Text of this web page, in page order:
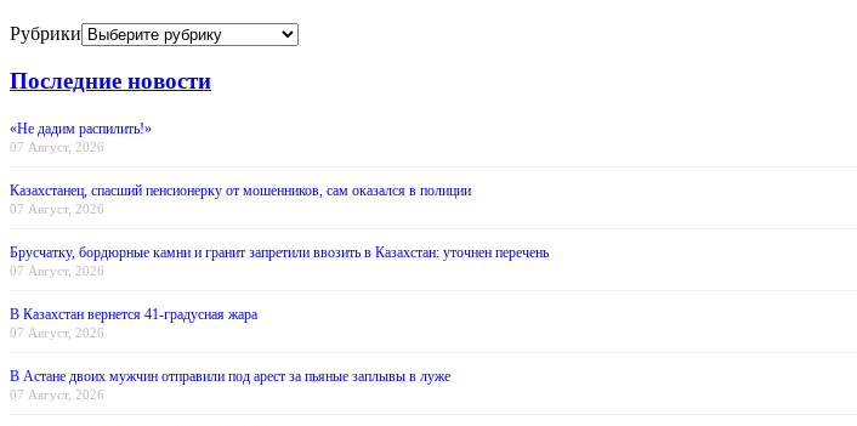
Рубрики
Последние новости
«Не дадим распилить!»
07 Август, 2026
Казахстанец, спасший пенсионерку от мошенников, сам оказался в полиции
07 Август, 2026
Брусчатку, бордюрные камни и гранит запретили ввозить в Казахстан: уточнен перечень
07 Август, 2026
В Казахстан вернется 41-градусная жара
07 Август, 2026
В Астане двоих мужчин отправили под арест за пьяные заплывы в луже
07 Август, 2026